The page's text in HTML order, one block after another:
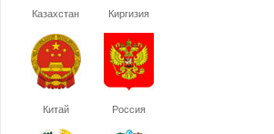
Казахстан Киргизия
Китай Россия